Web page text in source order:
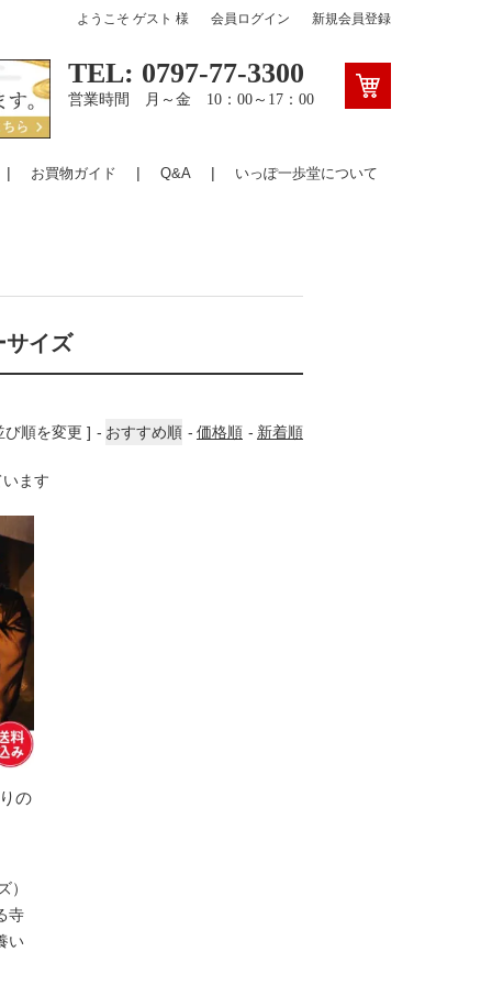
ようこそ ゲスト 様 会員ログイン 新規会員登録
TEL: 0797-77-3300
営業時間 月～金 10：00～17：00
お買物ガイド Q&A いっぽ一歩堂について
サイズ
び順を変更 ] おすすめ順 価格順 新着順
ます
の
）
寺
い